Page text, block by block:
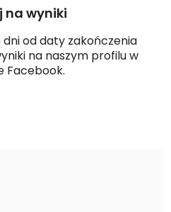
na wyniki
od daty zakończenia
na naszym profilu w
Facebook.